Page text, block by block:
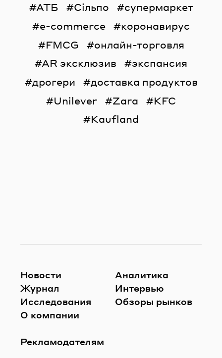
АТБ
Сільпо
супермаркет
e-commerce
коронавирус
FMCG
онлайн-торговля
AR эксклюзив
экспансия
дрогери
доставка продуктов
Unilever
Zara
KFC
Kaufland
Новости
Журнал
Исследования
О компании
Рекламодателям
Аналитика
Интервью
Обзоры рынков